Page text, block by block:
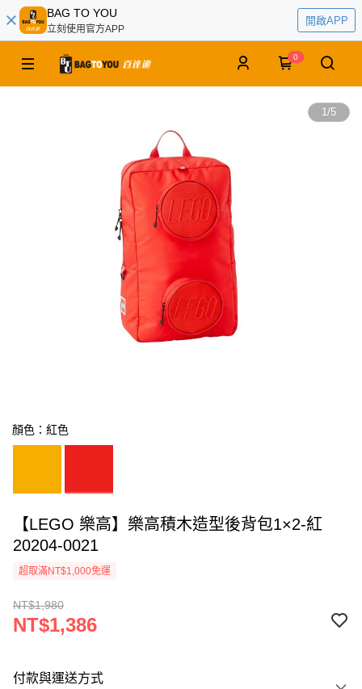
BAG TO YOU
立刻使用官方APP
開啟APP
0
1/5
顏色：紅色
【LEGO 樂高】樂高積木造型後背包1×2-紅
20204-0021
超取滿NT$1,000免運
NT$1,980
NT$1,386
付款與運送方式